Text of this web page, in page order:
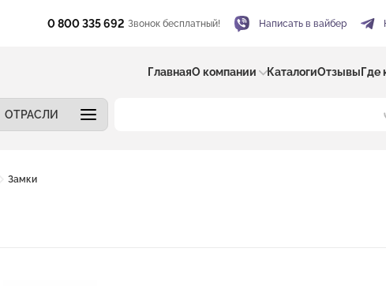
0 800 335 692 Звонок бесплатный! Написать в вайбер
ГлавнаяО компании КаталогиОтзывы Где
ОТРАСЛИ
Замки